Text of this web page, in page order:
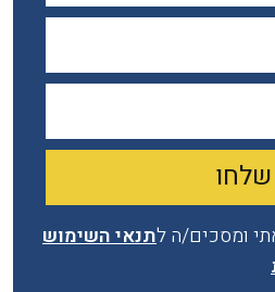
ומסכים/ה לתנאי השימוש